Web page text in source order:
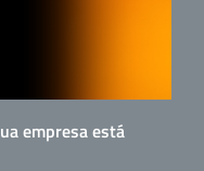
empresa está